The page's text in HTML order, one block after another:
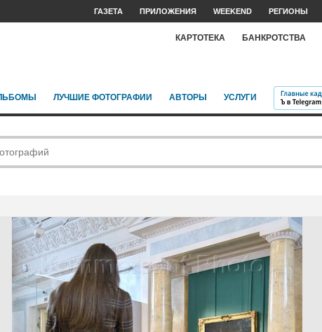
ГАЗЕТА ПРИЛОЖЕНИЯ WEEKEND РЕГИОНЫ
КАРТОТЕКА БАНКРОТСТВА
ЛУЧШИЕ ФОТОГРАФИИ АВТОРЫ УСЛУГИ